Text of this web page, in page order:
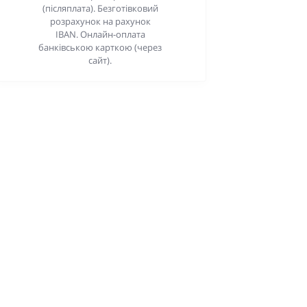
(післяплата). Безготівковий
розрахунок на рахунок
IBAN. Онлайн-оплата
банківською карткою (через
сайт).